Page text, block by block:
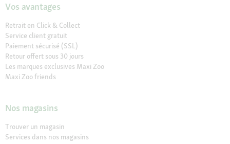
Vos avantages
Retrait en Click & Collect
Service client gratuit
Paiement sécurisé (SSL)
Retour offert sous 30 jours
Les marques exclusives Maxi Zoo
Maxi Zoo friends
Nos magasins
Trouver un magasin
Services dans nos magasins